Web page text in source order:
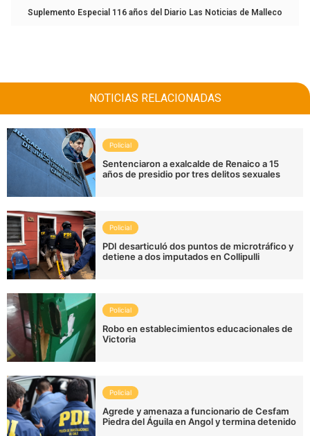
Suplemento Especial 116 años del Diario Las Noticias de Malleco
NOTICIAS RELACIONADAS
Policial
Sentenciaron a exalcalde de Renaico a 15
años de presidio por tres delitos sexuales
Policial
PDI desarticuló dos puntos de microtráfico y
detiene a dos imputados en Collipulli
Policial
Robo en establecimientos educacionales de
Victoria
Policial
Agrede y amenaza a funcionario de Cesfam
Piedra del Águila en Angol y termina detenido